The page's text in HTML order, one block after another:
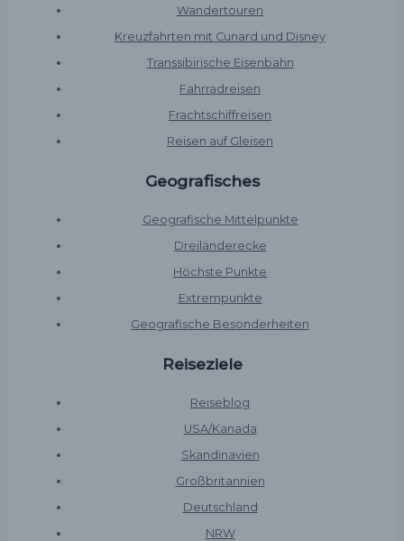
Wandertouren
Kreuzfahrten mit Cunard und Disney
Transsibirische Eisenbahn
Fahrradreisen
Frachtschiffreisen
Reisen auf Gleisen
Geografisches
Geografische Mittelpunkte
Dreiländerecke
Höchste Punkte
Extrempunkte
Geografische Besonderheiten
Reiseziele
Reiseblog
USA/Kanada
Skandinavien
Großbritannien
Deutschland
NRW